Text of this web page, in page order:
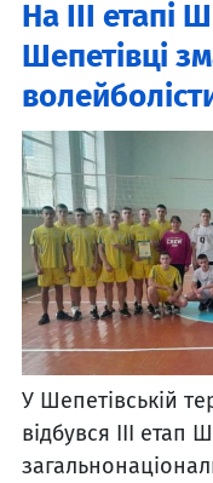
На III етапі
Шепетівці
У Шепетівській
відбувся III етап